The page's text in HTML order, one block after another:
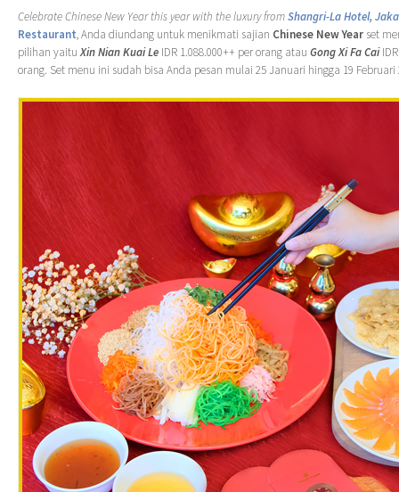
Celebrate Chinese New Year this year with the luxury fromShangri-La Hotel,
Restaurant, Anda diundang untuk menikmati sajian Chinese New Year set
pilihan yaituXin Nian Kuai Le IDR 1.088.000++ per orang atau Gong Xi Fa Cai
orang. Set menu ini sudah bisa Anda pesan mulai 25 Januari hingga 19 Februari